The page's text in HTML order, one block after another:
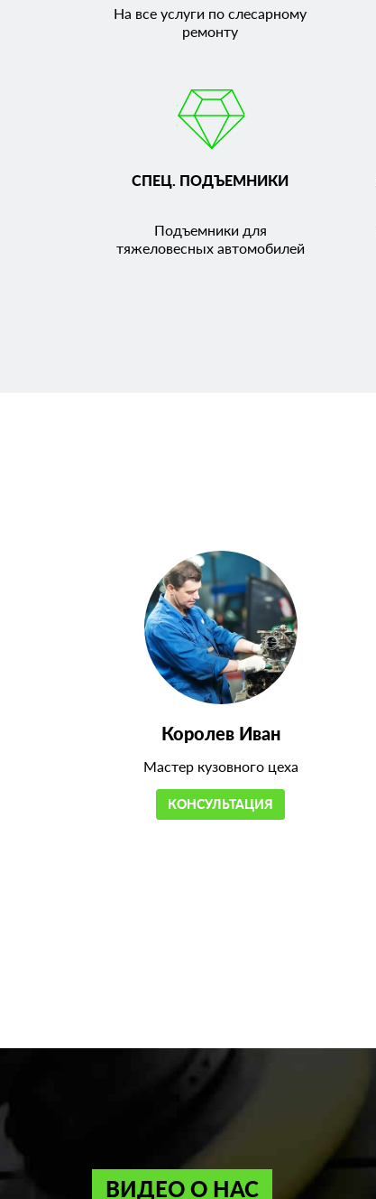
На все услуги по слесарному
ремонту
СПЕЦ. ПОДЪЕМНИКИ
Подъемники для
тяжеловесных автомобилей
Королев Иван
Мастер кузовного цеха
КОНСУЛЬТАЦИЯ
ВИДЕО О НАС